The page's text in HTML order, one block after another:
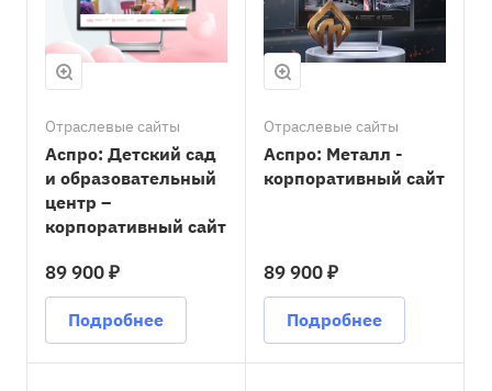
Отраслевые сайты
Аспро: Детский сад
и образовательный
центр –
корпоративный сайт
89 900 ₽
Подробнее
Отраслевые сайты
Аспро: Металл -
корпоративный сайт
89 900 ₽
Подробнее